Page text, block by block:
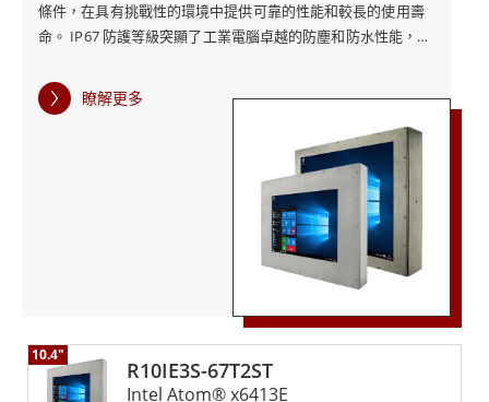
條件，在具有挑戰性的環境中提供可靠的性能和較長的使用壽
命。 IP67 防護等級突顯了工業電腦卓越的防塵和防水性能，確
露在潮濕和污染物中的環境。堅固的機箱設計不僅可以保護內
部組件，還可以增強設備的整體彈性，確保在惡劣條件下保持
一致的性能。 IP67不銹鋼電阻機箱式工業電腦配備電阻式觸控
螢幕，即使在戴手套或在潮濕條件下使用時也能可靠運作。此
功能在工業環境中特別有用，因為使用者可能需要在佩戴防護
裝備時與設備互動。電阻式觸控技術可確保準確且靈敏的觸控
輸入，從而提高可用性和生產力。 融程的IP67不銹鋼電阻機箱
式工業電腦將先進的功能與耐用的設計相結合，以滿足各個行
業的獨特需求。無論是在工廠、戶外場所或任何其他惡劣環境
中，這款工業電腦都能提供可靠的運算性能和卓越的耐用性，
瞭解更多
R10IE3S-67T2ST
10.4"
Intel Atom® x6413E